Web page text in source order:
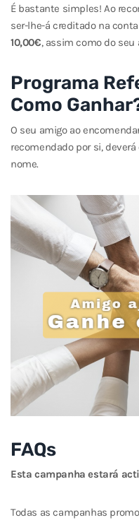
É bastante simples! Ao
ser-lhe-á creditado na
10,00€, assim como do seu
Programa
Como
O seu amigo ao
recomendado por si,
nome.
FAQs
Esta campanha estará
Todas as campanhas